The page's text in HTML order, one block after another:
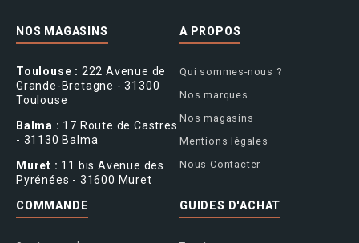
NOS MAGASINS
Toulouse : 222 Avenue de
Grande-Bretagne - 31300
Toulouse
Balma : 17 Route de Castres
- 31130 Balma
Muret : 11 bis Avenue des
Pyrénées - 31600 Muret
A PROPOS
Qui sommes-nous ?
Nos marques
Nos magasins
Mentions légales
Nous Contacter
COMMANDE GUIDES D'ACHAT